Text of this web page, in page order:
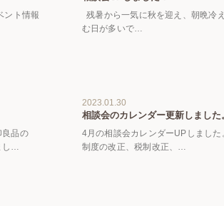
ント情報
残暑から一気に秋を迎え、朝晩冷
む日が多いで…
良品の
…
2023.01.30
相談会のカレンダー更新しました
4月の相談会カレンダーUPしました
制度の改正、税制改正、…